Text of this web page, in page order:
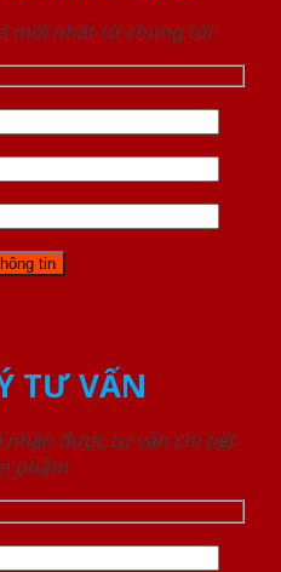
mới nhất từ chúng tôi
TƯ VẤN
nhận được tư vấn chi tiết
phẩm